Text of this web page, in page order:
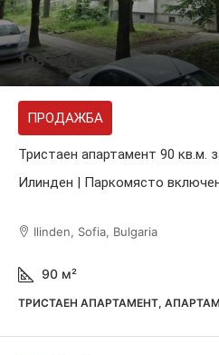
198 500 €
ПРОДАЖБА
Тристаен апартамент 90 кв.м.
Илинден | Паркомясто
Ilinden, Sofia, Bulgaria
90 м²
ТРИСТАЕН АПАРТАМЕНТ,